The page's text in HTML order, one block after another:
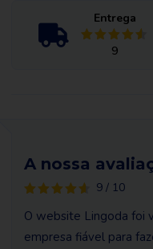
Entrega
9
A nossa
9 / 10
O website Lingoda foi
empresa fiável para